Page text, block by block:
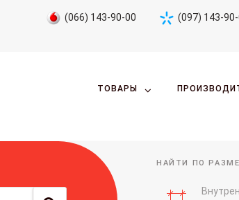
(066) 143-90-00 (097) 143-
ТОВАРЫ
НАЙТИ ПО